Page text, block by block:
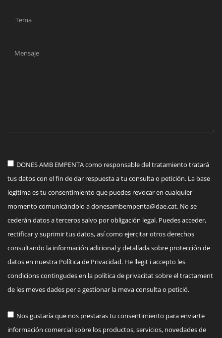
DONES AMB EMPENTA como responsable del tratamiento tratará
tus datos con el fin de dar respuesta a tu consulta o petición. La base
legítima es tu consentimiento que puedes revocar en cualquier
momento comunicándolo adonesambempenta@dae.cat. No se
cederán datos a terceros salvo por obligación legal. Puedes acceder,
rectificar y suprimir tus datos, así como ejercitar otros derechos
consultando la información adicional y detallada sobre protección de
datos en nuestra Política de Privacidad. He llegit i accepto les
condicions contingudes en la política de privacitat sobre el tractament
de les meves dades per a gestionar la meva consulta o petició.
Nos gustaría que nos prestaras tu consentimiento para enviarte
información comercial sobre los productos, servicios, novedades de